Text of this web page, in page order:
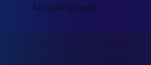
لا يوجد أي تعليق حالياً